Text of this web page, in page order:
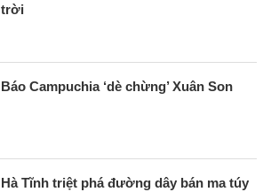
trời
Báo Campuchia ‘dè chừng’ Xuân Son
Hà Tĩnh triệt phá đường dây bán ma túy